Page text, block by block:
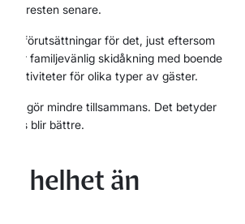
upp resten senare.
förutsättningar för det, just eftersom
familjevänlig skidåkning med boende
aktiviteter för olika typer av gäster.
gör mindre tillsammans. Det betyder
blir bättre.
helhet än